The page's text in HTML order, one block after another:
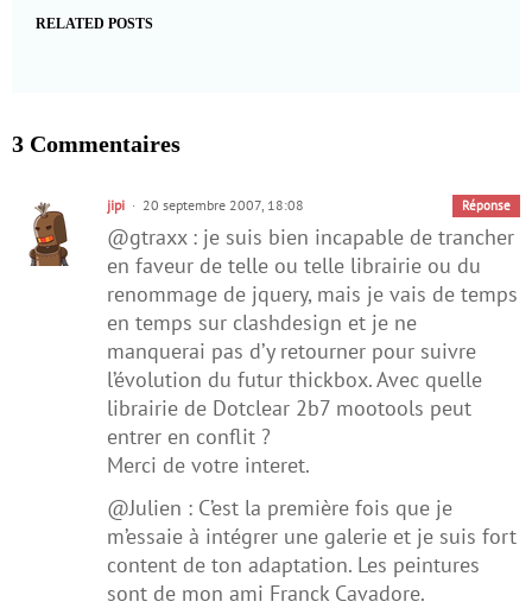
RELATED POSTS
3 Commentaires
jipi 20 septembre 2007, 18:08 Réponse
@gtraxx : je suis bien incapable de trancher
en faveur de telle ou telle librairie ou du
renommage de jquery, mais je vais de temps
en temps sur clashdesign et je ne
manquerai pas d’y retourner pour suivre
l’évolution du futur thickbox. Avec quelle
librairie de Dotclear 2b7 mootools peut
entrer en conflit ?
Merci de votre interet.
@Julien : C’est la première fois que je
m’essaie à intégrer une galerie et je suis fort
content de ton adaptation. Les peintures
sont de mon ami Franck Cavadore.